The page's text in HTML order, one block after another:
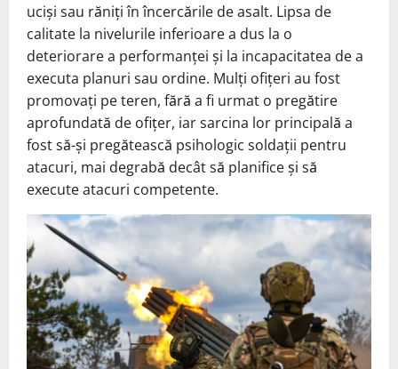
uciși sau răniți în încercările de asalt. Lipsa de
calitate la nivelurile inferioare a dus la o
deteriorare a performanței și la incapacitatea de a
executa planuri sau ordine. Mulți ofițeri au fost
promovați pe teren, fără a fi urmat o pregătire
aprofundată de ofițer, iar sarcina lor principală a
fost să-și pregătească psihologic soldații pentru
atacuri, mai degrabă decât să planifice și să
execute atacuri competente.